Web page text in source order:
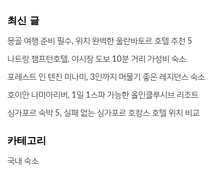
최신 글
몽골 여행 준비 필수, 위치 완벽한 울란바토르 호텔 추천 5
나트랑 챔프턴호텔, 야시장 도보 10분 거리 가성비 숙소
포레스트 인 텐진 미나미, 3인까지 머물기 좋은 레지던스 숙소
호이안 나미아리버, 1일 1스파 가능한 올인클루시브 리조트
싱가포르 숙박 5, 실패 없는 싱가포르 호캉스 호텔 위치 비교
카테고리
국내 숙소